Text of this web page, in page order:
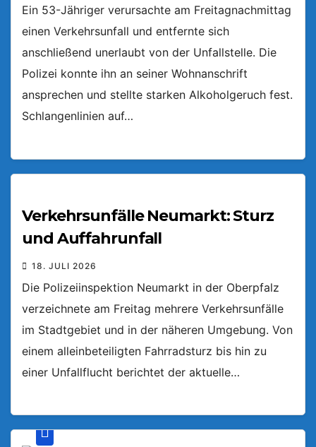
Ein 53-Jähriger verursachte am Freitagnachmittag
einen Verkehrsunfall und entfernte sich
anschließend unerlaubt von der Unfallstelle. Die
Polizei konnte ihn an seiner Wohnanschrift
ansprechen und stellte starken Alkoholgeruch fest.
Schlangenlinien auf…
Verkehrsunfälle Neumarkt: Sturz
und Auffahrunfall
18. JULI 2026
Die Polizeiinspektion Neumarkt in der Oberpfalz
verzeichnete am Freitag mehrere Verkehrsunfälle
im Stadtgebiet und in der näheren Umgebung. Von
einem alleinbeteiligten Fahrradsturz bis hin zu
einer Unfallflucht berichtet der aktuelle…